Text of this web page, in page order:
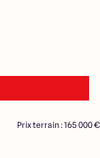
Prix terrain : 165 000 €